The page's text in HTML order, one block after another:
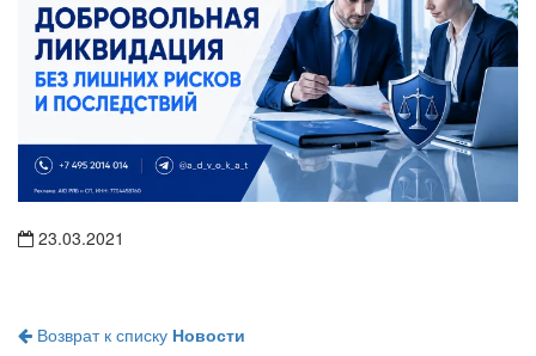
23.03.2021
Возврат к списку Новости